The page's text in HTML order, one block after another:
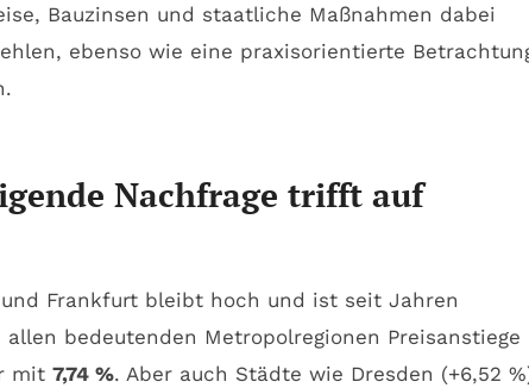
Bauzinsen und staatliche Maßnahmen dabei
ebenso wie eine praxisorientierte
Nachfrage trifft auf
Frankfurt bleibt hoch und ist seit Jahren
bedeutenden Metropolregionen Preisanstiege
mit 7,74 %. Aber auch Städte wie Dresden (+6,52